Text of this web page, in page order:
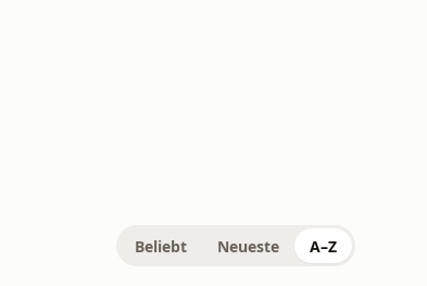
Beliebt Neueste A–Z